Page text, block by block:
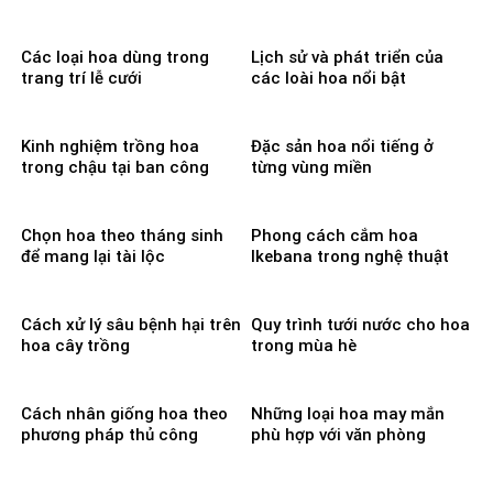
Các loại hoa dùng trong
trang trí lễ cưới
Lịch sử và phát triển của
các loài hoa nổi bật
Kinh nghiệm trồng hoa
trong chậu tại ban công
Đặc sản hoa nổi tiếng ở
từng vùng miền
Chọn hoa theo tháng sinh
để mang lại tài lộc
Phong cách cắm hoa
Ikebana trong nghệ thuật
Cách xử lý sâu bệnh hại trên
hoa cây trồng
Quy trình tưới nước cho hoa
trong mùa hè
Cách nhân giống hoa theo
phương pháp thủ công
Những loại hoa may mắn
phù hợp với văn phòng